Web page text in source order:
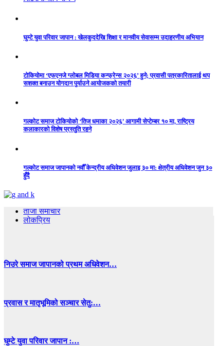
घुम्टे युवा परिवार जापान : खेलकुददेखि शिक्षा र मानवीय सेवासम्म उदाहरणीय अभियान
टोकियोमा ‘एफएनजे ग्लोबल मिडिया कन्फ्रेन्स २०२६’ हुने; प्रवासी पत्रकारितालाई थप
सशक्त बनाउन योगदान पुर्याउने आयोजकको तयारी
गल्कोट समाज टोकियोको ‘तिज धमाका २०२६’ आगामी सेप्टेम्बर १० मा, राष्ट्रिय
कलाकारको विशेष प्रस्तुति रहने
गल्कोट समाज जापानको नवौँ केन्द्रीय अधिवेशन जुलाइ ३० मा: क्षेत्रीय अधिवेशन जुन ३०
हुँदै
ताजा समाचार
लोकप्रिय
निउरे समाज जापानको प्रथम अधिवेशन…
प्रवास र मातृभूमिको सञ्चार सेतु:…
घुम्टे युवा परिवार जापान :…